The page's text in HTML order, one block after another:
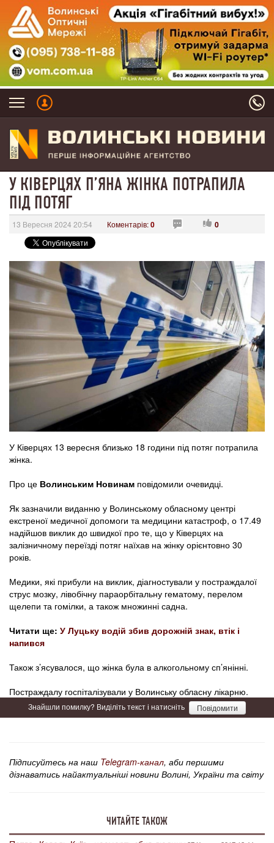
У КІВЕРЦЯХ П’ЯНА ЖІНКА ПОТРАПИЛА
ПІД ПОТЯГ
13 Вересня 2024 20:54 Коментарів:0 0
У Ківерцях 13 вересня близько 18 години під потяг потрапила
жінка.
Про це Волинським Новинам повідомили очевидці.
Як зазначили виданню у Волинському обласному центрі
екстреної медичної допомоги та медицини катастроф, о 17.49
надійшов виклик до швидкої про те, що у Ківерцях на
залізничному переїзді потяг наїхав на жінку орієнтовно 30
років.
Медики, які прибули на виклик, діагностували у постраждалої
струс мозку, лівобічну параорбітальну гематому, перелом
щелепи та гомілки, а також множинні садна.
Читати ще: У Луцьку водій збив дорожній знак, втік і
напився
Також з’ясувалося, що жінка була в алкогольному сп’янінні.
Постраждалу госпіталізували у Волинську обласну лікарню.
Знайшли помилку? Виділіть текст і натисніть Повідомити
Підписуйтесь на наш Telegram-канал, аби першими
дізнаватись найактуальніші новини Волині, України та світу
ЧИТАЙТЕ ТАКОЖ